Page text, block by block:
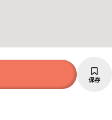
保存